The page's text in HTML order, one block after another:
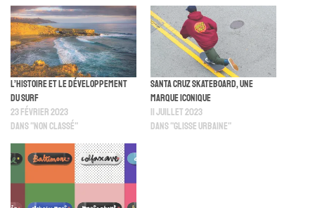
L’histoire et le développement
du surf
23 février 2023
Dans "Non classé"
Santa Cruz Skateboard, une
marque iconique
11 juillet 2023
Dans "Glisse Urbaine"